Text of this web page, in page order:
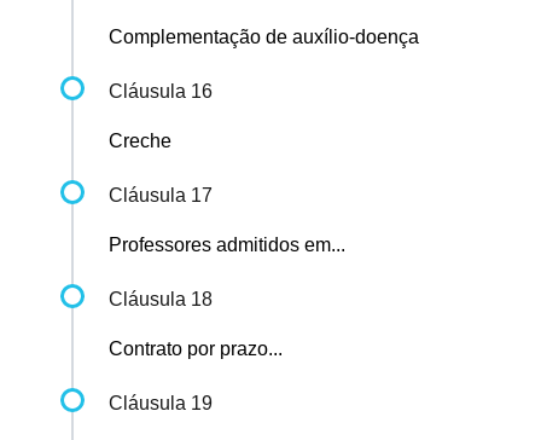
Complementação de auxílio-doença
Cláusula 16
Creche
Cláusula 17
Professores admitidos em...
Cláusula 18
Contrato por prazo...
Cláusula 19